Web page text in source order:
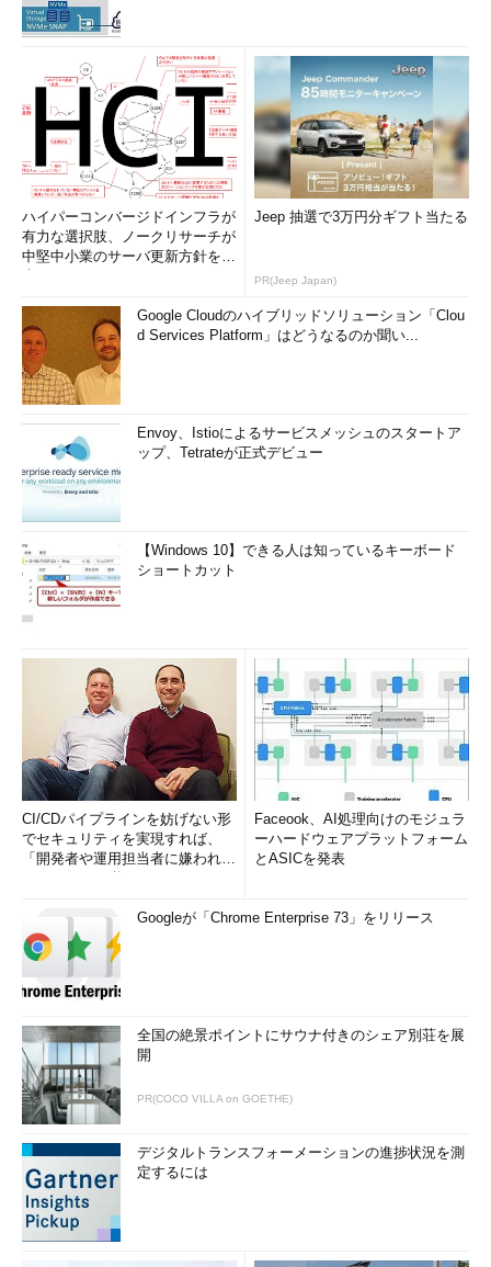
ハイパーコンバージドインフラが
有力な選択肢、ノークリサーチが
中堅中小業のサーバ更新方針を調
Jeep 抽選で3万円分ギフト当たる
PR(Jeep Japan)
Google Cloudのハイブリッドソリューション「Clou
d Services Platform」はどうなるのか聞い...
Envoy、Istioによるサービスメッシュのスタートア
ップ、Tetrateが正式デビュー
【Windows 10】できる人は知っているキーボード
ショートカット
CI/CDパイプラインを妨げない形
でセキュリティを実現すれば、
「開発者や運用担当者に嫌われな
Faceook、AI処理向けのモジュラ
ーハードウェアプラットフォーム
とASICを発表
Googleが「Chrome Enterprise 73」をリリース
全国の絶景ポイントにサウナ付きのシェア別荘を展
開
PR(COCO VILLA on GOETHE)
デジタルトランスフォーメーションの進捗状況を測
定するには